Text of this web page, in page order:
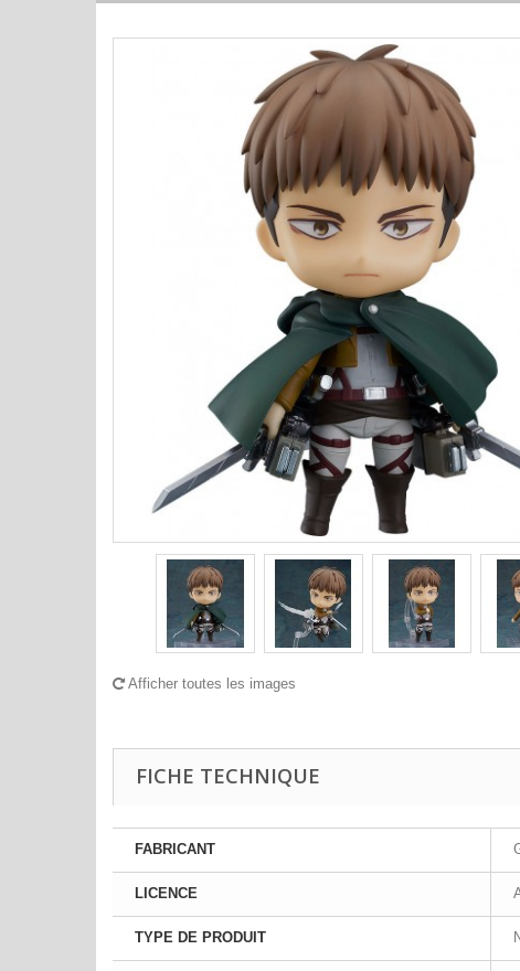
Afficher toutes les images
FICHE TECHNIQUE
FABRICANT
LICENCE
TYPE DE PRODUIT